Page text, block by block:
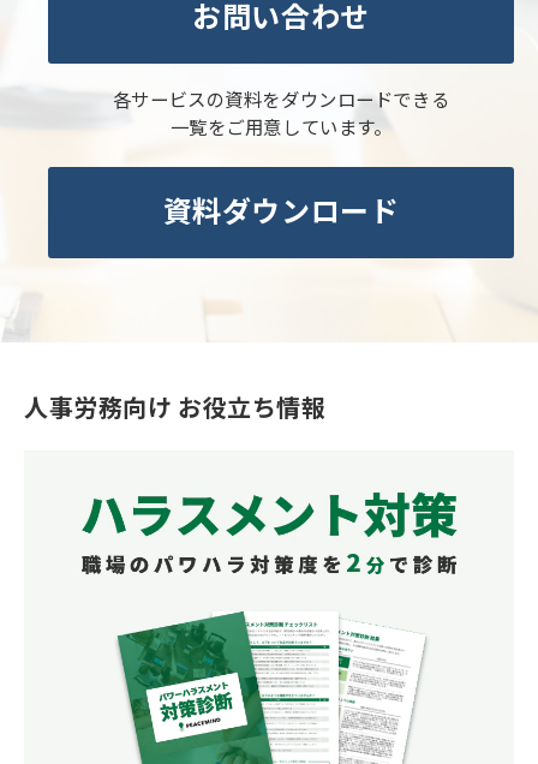
お問い合わせ
各サービスの資料をダウンロードできる
一覧をご用意しています。
資料ダウンロード
人事労務向け お役立ち情報